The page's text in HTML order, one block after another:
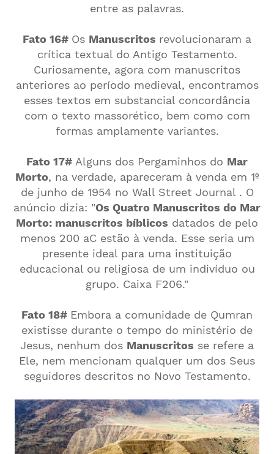
entre as palavras.
Fato 16# Os Manuscritos revolucionaram a
crítica textual do Antigo Testamento.
Curiosamente, agora com manuscritos
anteriores ao período medieval, encontramos
esses textos em substancial concordância
com o texto massorético, bem como com
formas amplamente variantes.
Fato 17# Alguns dos Pergaminhos do Mar
Morto, na verdade, apareceram à venda em 1º
de junho de 1954 no Wall Street Journal . O
anúncio dizia: "Os Quatro Manuscritos do Mar
Morto: manuscritos bíblicos datados de pelo
menos 200 aC estão à venda. Esse seria um
presente ideal para uma instituição
educacional ou religiosa de um indivíduo ou
grupo. Caixa F206."
Fato 18# Embora a comunidade de Qumran
existisse durante o tempo do ministério de
Jesus, nenhum dos Manuscritos se refere a
Ele, nem mencionam qualquer um dos Seus
seguidores descritos no Novo Testamento.